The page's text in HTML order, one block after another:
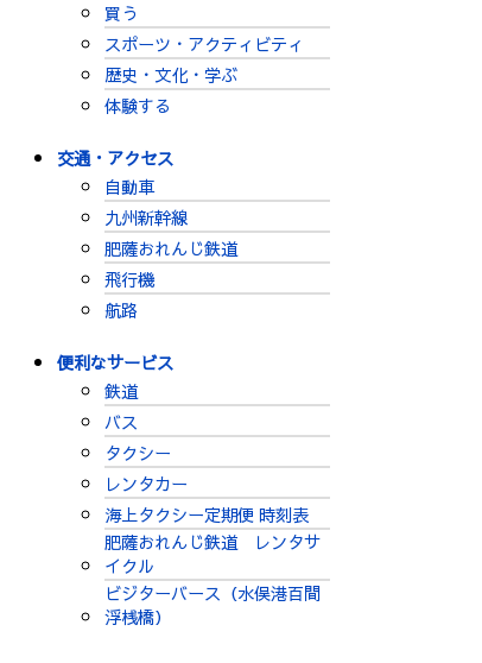
買う
スポーツ・アクティビティ
歴史・文化・学ぶ
体験する
交通・アクセス
自動車
九州新幹線
肥薩おれんじ鉄道
飛行機
航路
便利なサービス
鉄道
バス
タクシー
レンタカー
海上タクシー定期便 時刻表
肥薩おれんじ鉄道 レンタサ
イクル
ビジターバース（水俣港百間
浮桟橋）